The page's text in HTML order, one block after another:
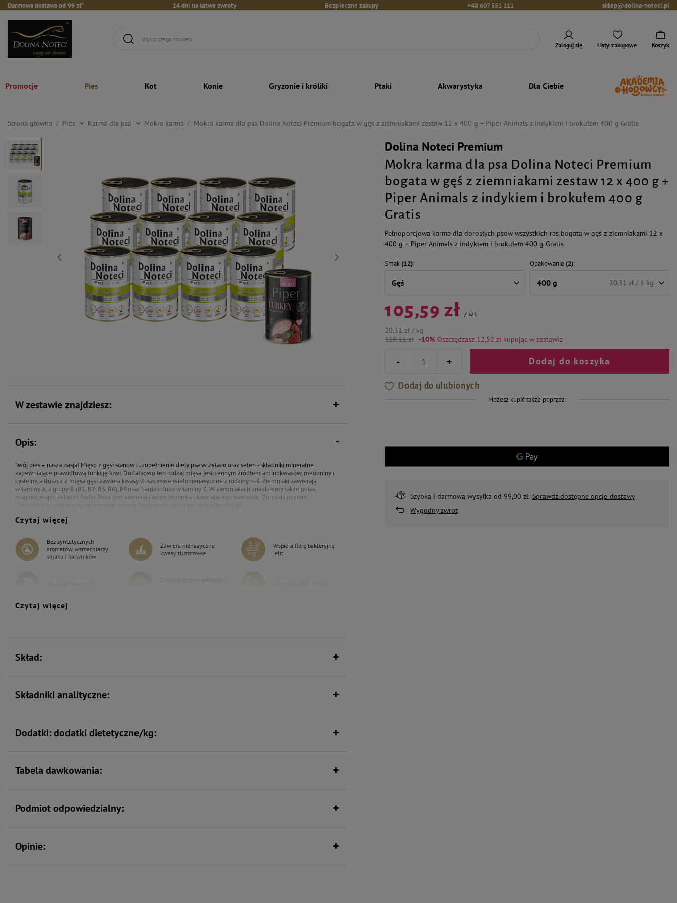
Darmowa dostawa od 99 zł* 14 dni na łatwe zwroty Bezpieczne zakupy +48 607 551 111 sklep@dolina-noteci.pl
Zaloguj się Listy zakupowe Koszyk
Promocje Pies Kot Konie Gryzonie i króliki Ptaki Akwarystyka Dla Ciebie
Strona główna Pies Karma dla psa Mokra karma Mokra karma dla psa Dolina Noteci Premium bogata w gęś z ziemniakami zestaw 12 x 400 g + Piper Animals z indykiem i brokułem 400 g Gratis
Dolina Noteci Premium
Mokra karma dla psa Dolina Noteci Premium
bogata w gęś z ziemniakami zestaw 12 x 400 g +
Piper Animals z indykiem i brokułem 400 g
Gratis
Pełnoporcjowa karma dla dorosłych psów wszystkich ras bogata w gęś z ziemniakami 12 x
400 g + Piper Animals z indykiem i brokułem 400 g Gratis
Smak(12)
Gęś
Opakowanie (2)
400 g 20,31 zł / 1 kg
105,59 zł /szt.
20,31 zł / kg
118,11 zł -10% Oszczędzasz 12,52 zł kupując w zestawie
- + Dodaj do koszyka
Dodaj do ulubionych
Możesz kupić także poprzez:
Szybka i darmowa wysyłka od 99,00 zł. Sprawdź dostępne opcje dostawy
Wygodny zwrot
W zestawie znajdziesz:
Opis:
Twój pies – nasza pasja! Mięso z gęsi stanowi uzupełnienie diety psa w żelazo oraz selen - składniki mineralne
zapewniające prawidłową funkcję krwi. Dodatkowo ten rodzaj mięsa jest cennym źródłem aminokwasów, metioniny i
cysteiny, a tłuszcz z mięsa gęsi zawiera kwasy tłuszczowe wielonienasycone z rodziny n-6. Ziemniaki zawierają
witaminy A, z grupy B (B1, B2, B3, B6), PP oraz bardzo dużo witaminy C. W ziemniakach znajdziemy także potas,
magnez, wapń, żelazo i fosfor. Poza tym zawierają sporo błonnika ułatwiającego trawienie. Obniżają poziom
Czytaj więcej
Bez syntetycznych
aromatów, wzmacniaczy
smaku i barwników
Zawiera nienasycone
kwasy tłuszczowe
Wspiera florę bakteryjną
jelit
Zawiera zestaw witamin i
Czytaj więcej
Skład:
Składniki analityczne:
Dodatki: dodatki dietetyczne/kg:
Tabela dawkowania:
Podmiot odpowiedzialny:
Opinie: